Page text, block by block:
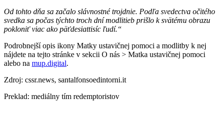
Od tohto dňa sa začalo slávnostné trojdnie. Podľa svedectva očitého
svedka sa počas týchto troch dní modlitieb prišlo k svätému obrazu
pokloniť viac ako päťdesiattisíc ľudí.“
Podrobnejší opis ikony Matky ustavičnej pomoci a modlitby k nej
nájdete na tejto stránke v sekcii O nás > Matka ustavičnej pomoci
alebo na mup.digital.
Zdroj: cssr.news, santalfonsoedintorni.it
Preklad: mediálny tím redemptoristov